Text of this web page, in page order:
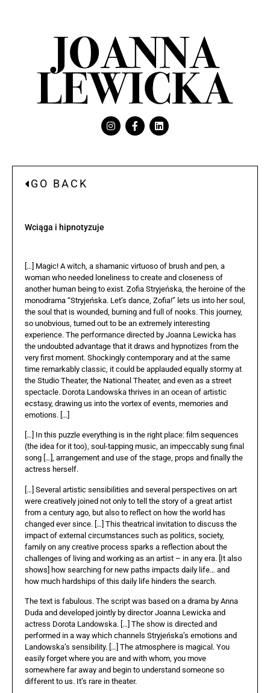
GO BACK
Wciąga i hipnotyzuje
[…] Magic! A witch, a shamanic virtuoso of brush and pen, a
woman who needed loneliness to create and closeness of
another human being to exist. Zofia Stryjeńska, the heroine of the
monodrama “Stryjeńska. Let’s dance, Zofia!” lets us into her soul,
the soul that is wounded, burning and full of nooks. This journey,
so unobvious, turned out to be an extremely interesting
experience. The performance directed by Joanna Lewicka has
the undoubted advantage that it draws and hypnotizes from the
very first moment. Shockingly contemporary and at the same
time remarkably classic, it could be applauded equally stormy at
the Studio Theater, the National Theater, and even as a street
spectacle. Dorota Landowska thrives in an ocean of artistic
ecstasy, drawing us into the vortex of events, memories and
emotions. […]
[…] In this puzzle everything is in the right place: film sequences
(the idea for it too), soul-tapping music, an impeccably sung final
song […], arrangement and use of the stage, props and finally the
actress herself.
[…] Several artistic sensibilities and several perspectives on art
were creatively joined not only to tell the story of a great artist
from a century ago, but also to reflect on how the world has
changed ever since. […] This theatrical invitation to discuss the
impact of external circumstances such as politics, society,
family on any creative process sparks a reflection about the
challenges of living and working as an artist – in any era. [It also
shows] how searching for new paths impacts daily life… and
how much hardships of this daily life hinders the search.
The text is fabulous. The script was based on a drama by Anna
Duda and developed jointly by director Joanna Lewicka and
actress Dorota Landowska. […] The show is directed and
performed in a way which channels Stryjeńska’s emotions and
Landowska’s sensibility. […] The atmosphere is magical. You
easily forget where you are and with whom, you move
somewhere far away and begin to understand someone so
different to us. It’s rare in theater.